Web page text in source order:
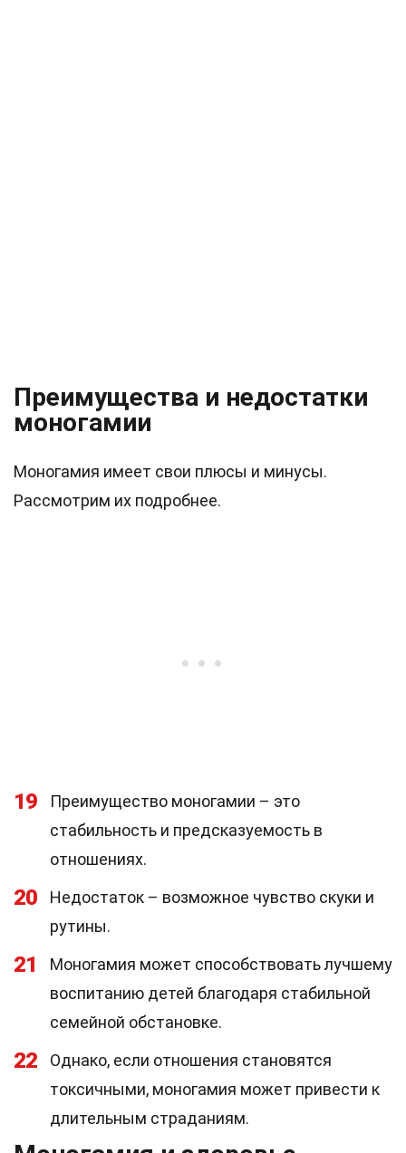
Преимущества и недостатки
моногамии
Моногамия имеет свои плюсы и минусы.
Рассмотрим их подробнее.
19
Преимущество моногамии – это
стабильность и предсказуемость в
отношениях.
20
Недостаток – возможное чувство скуки и
рутины.
21
Моногамия может способствовать лучшему
воспитанию детей благодаря стабильной
семейной обстановке.
22
Однако, если отношения становятся
токсичными, моногамия может привести к
длительным страданиям.